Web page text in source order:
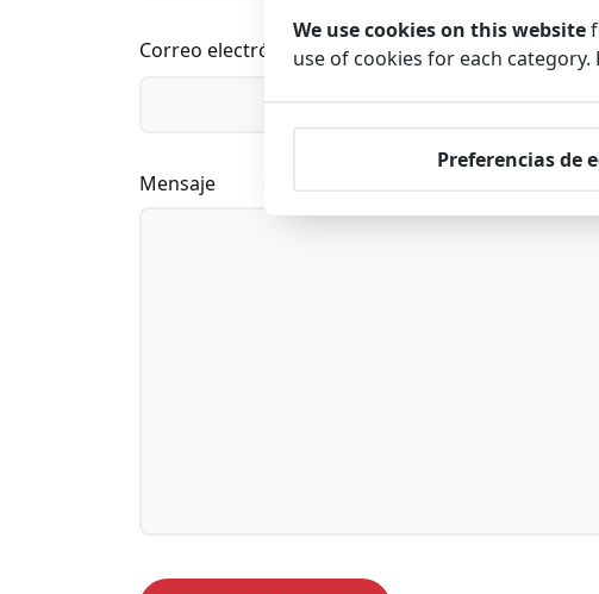
Correo electrónico
Mensaje
We use cookies on this website
use of cookies for each
Preferencias de